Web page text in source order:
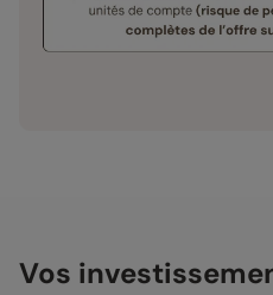
Vos